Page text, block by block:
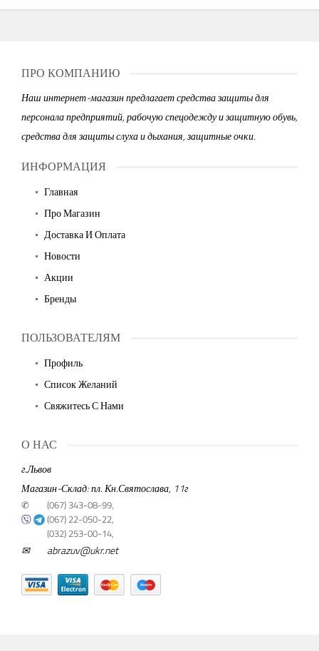
ПРО КОМПАНИЮ
Наш интернет-магазин предлагает средства защиты для
персонала предприятий, рабочую спецодежду и защитную обувь,
средства для защиты слуха и дыхания, защитные очки.
ИНФОРМАЦИЯ
Главная
Про Магазин
Доставка И Оплата
Новости
Акции
Бренды
ПОЛЬЗОВАТЕЛЯМ
Профиль
Список Желаний
Свяжитесь С Нами
О НАС
г.Львов
Магазин-Склад: пл. Кн.Святослава, 11г
✆
(067) 343-08-99,
(067) 22-050-22,
(032) 253-00-14,
✉ abrazuv@ukr.net